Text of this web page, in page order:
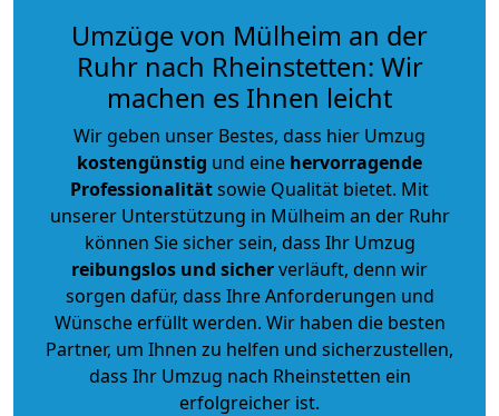
Umzüge von Mülheim an der
Ruhr nach Rheinstetten: Wir
machen es Ihnen leicht
Wir geben unser Bestes, dass hier Umzug
kostengünstig und eine hervorragende
Professionalitätsowie Qualität bietet. Mit
unserer Unterstützung in Mülheim an der Ruhr
können Sie sicher sein, dass Ihr Umzug
reibungslos und sicherverläuft, denn wir
sorgen dafür, dass Ihre Anforderungen und
Wünsche erfüllt werden. Wir haben die besten
Partner, um Ihnen zu helfen und sicherzustellen,
dass Ihr Umzug nach Rheinstetten ein
erfolgreicher ist.